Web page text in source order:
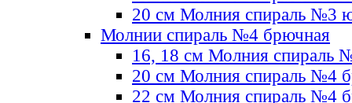
20 см Молния спираль №3
Молнии спираль №4 брючная
16, 18 см Молния спираль
20 см Молния спираль №4
22 см Молния спираль №4